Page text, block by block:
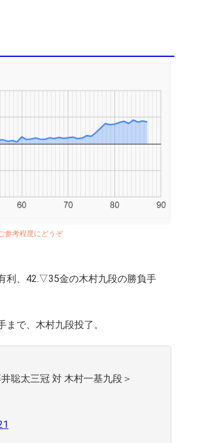
参考程度にどうぞ
利、42.▽35金の木村九段の勝負手
で、木村九段投了。
聡太三冠 対 木村一基九段＞